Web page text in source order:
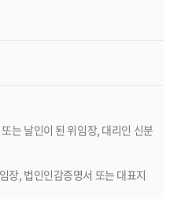
는 날인이 된 위임장, 대리인 신분
장, 법인인감증명서 또는 대표지